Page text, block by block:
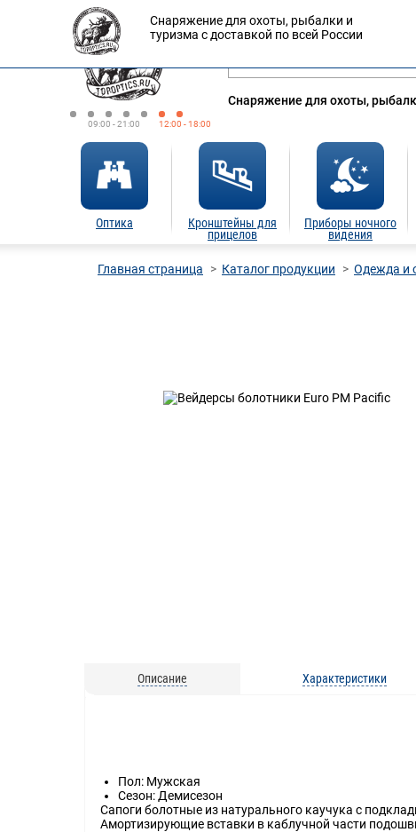
09:00 - 21:00 12:00 - 18:00
Оплата Доставка
Снаряжение для охоты,
Оптика
Кронштейны для
прицелов
Приборы ночного
видения
Снаряжение для охоты, рыбалки и
туризма с доставкой по всей России
Главная страница Каталог продукции Одежда и
Описание Характеристики
Пол: Мужская
Сезон: Демисезон
Сапоги болотные из натурального каучука с
Амортизирующие вставки в каблучной части